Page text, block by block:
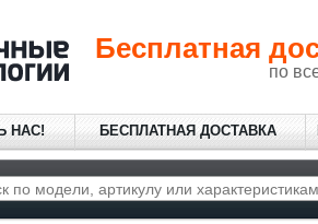
Бесплатная
по
НАС! БЕСПЛАТНАЯ ДОСТАВКА